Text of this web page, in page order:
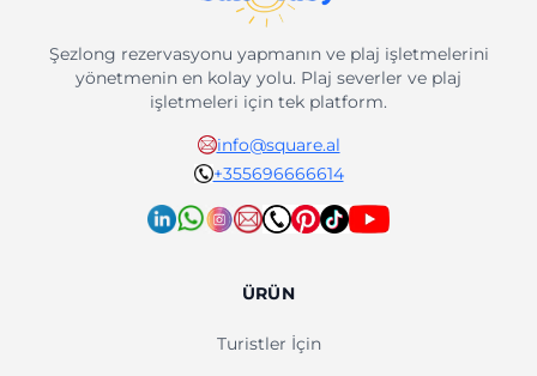
Şezlong rezervasyonu yapmanın ve plaj işletmelerini
yönetmenin en kolay yolu. Plaj severler ve plaj
işletmeleri için tek platform.
info@square.al
+355696666614
ÜRÜN
Turistler İçin